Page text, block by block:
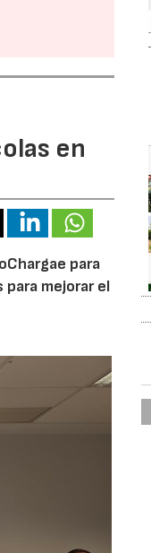
en
para
mejorar el